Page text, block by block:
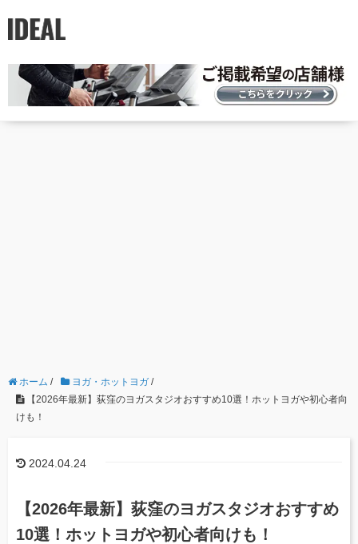
ホーム / ヨガ・ホットヨガ /
【2026年最新】荻窪のヨガスタジオおすすめ10選！ホットヨガや初心者向
けも！
2024.04.24
【2026年最新】荻窪のヨガスタジオおすすめ
10選！ホットヨガや初心者向けも！